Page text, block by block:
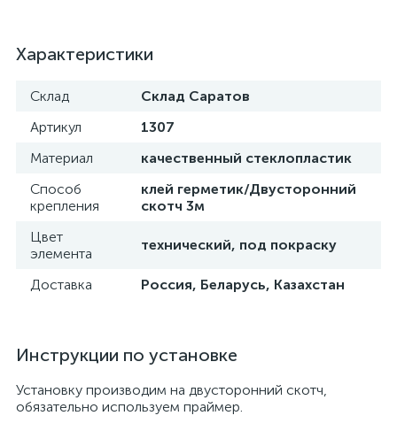
Характеристики
Склад
Склад Саратов
Артикул
1307
Материал
качественный стеклопластик
Способ
крепления
клей герметик/Двусторонний
скотч 3м
Цвет
элемента
технический, под покраску
Доставка Россия, Беларусь, Казахстан
Инструкции по установке
Установку производим на двусторонний скотч,
обязательно используем праймер.